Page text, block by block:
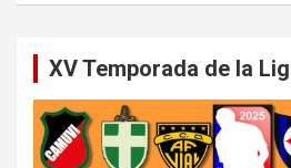
XV Temporada de la